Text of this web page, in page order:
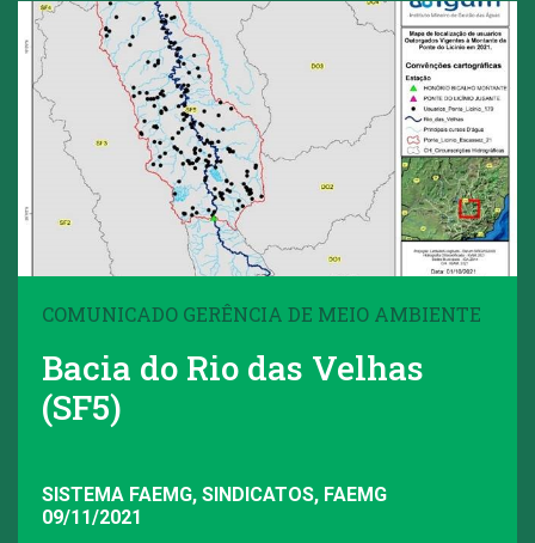
COMUNICADO GERÊNCIA DE MEIO AMBIENTE
Bacia do Rio das Velhas
(SF5)
SISTEMA FAEMG, SINDICATOS, FAEMG
09/11/2021